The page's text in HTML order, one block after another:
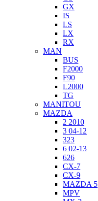
GX
IS
LS
LX
RX
MAN
BUS
F2000
F90
L2000
TG
MANITOU
MAZDA
2 2010
3 04-12
323
6 02-13
626
CX-7
CX-9
MAZDA 5
MPV